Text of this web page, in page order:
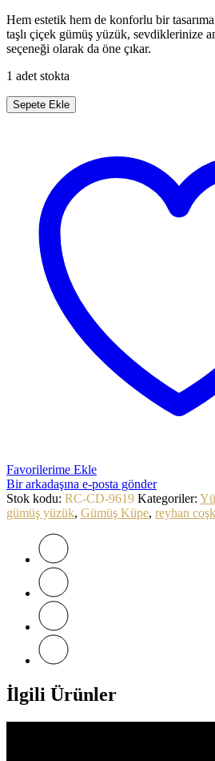
Hem estetik hem de konforlu bir
taşlı çiçek gümüş yüzük, sevdiklerinize
seçeneği olarak da öne çıkar.
1 adet stokta
Trapez
Taşlı
Sepete Ekle
Favorilerime Ekle
Bir arkadaşına e-posta gönder
Stok kodu: RC-CD-9619 Kategoriler:
gümüş yüzük, Gümüş Küpe, reyhan
İlgili Ürünler